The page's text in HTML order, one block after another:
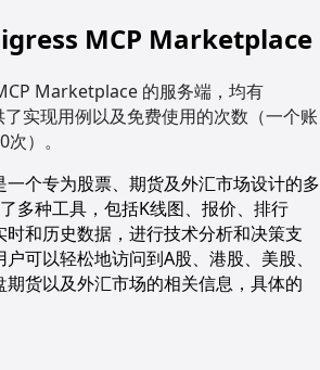
MCP Marketplace
Marketplace 的服务端，均有
实现用例以及免费使用的次数（一个账
）。
一个专为股票、期货及外汇市场设计的多
多种工具，包括K线图、报价、排行
和历史数据，进行技术分析和决策支
可以轻松地访问到A股、港股、美股、
货以及外汇市场的相关信息，具体的